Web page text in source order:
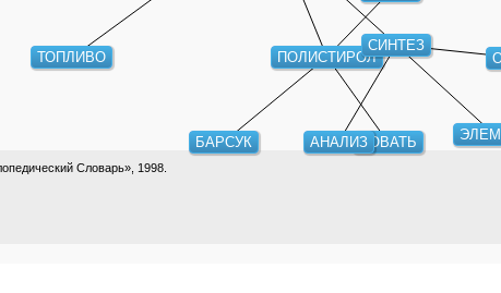
ПОЛИСТИРОЛ
СИНТЕЗ
ТОПЛИВО
ЛОВАТЬ
БАРСУК АНАЛИЗ
Словарь», 1998.